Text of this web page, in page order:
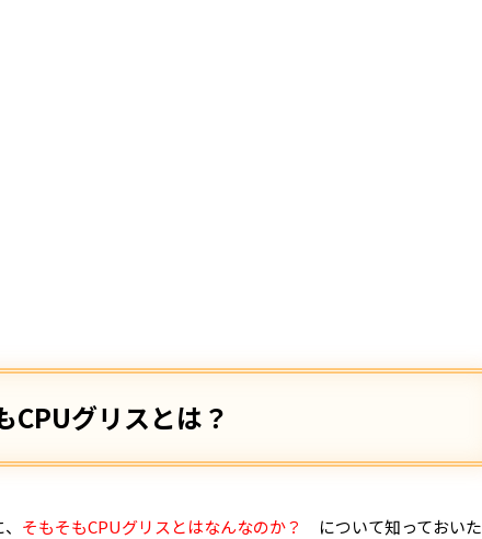
CPUグリスとは？
そもそもCPUグリスとはなんなのか？ について知っておいた